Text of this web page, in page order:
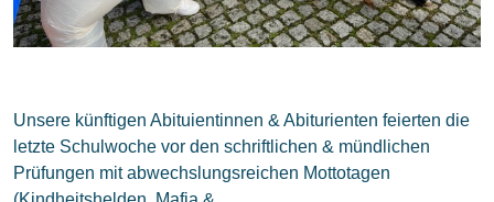
Unsere künftigen Abituientinnen & Abiturienten feierten die
letzte Schulwoche vor den schriftlichen & mündlichen
Prüfungen mit abwechslungsreichen Mottotagen